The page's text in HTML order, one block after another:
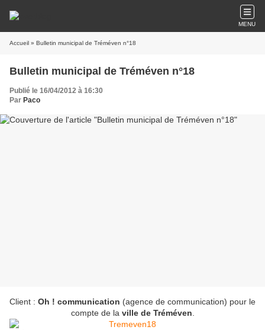
MENU
Accueil » Bulletin municipal de Tréméven n°18
Bulletin municipal de Tréméven n°18
Publié le 16/04/2012 à 16:30
Par Paco
Client : Oh ! communication (agence de communication) pour le
compte de la ville de Tréméven